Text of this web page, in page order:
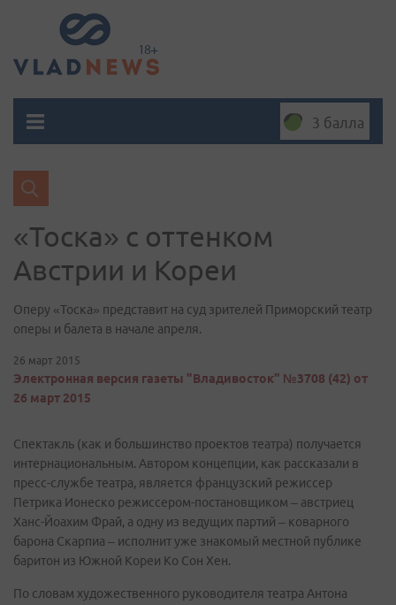
3 балла
«Тоска» с оттенком
Австрии и Кореи
Оперу «Тоска» представит на суд зрителей Приморский театр
оперы и балета в начале апреля.
26 март 2015
Электронная версия газеты "Владивосток" №3708 (42) от
26 март 2015
Спектакль (как и большинство проектов театра) получается
интернациональным. Автором концепции, как рассказали в
пресс-службе театра, является французский режиссер
Петрика Ионеско режиссером-постановщиком – австриец
Ханс-Йоахим Фрай, а одну из ведущих партий – коварного
барона Скарпиа – исполнит уже знакомый местной публике
баритон из Южной Кореи Ко Сон Хен.
По словам художественного руководителя театра Антона